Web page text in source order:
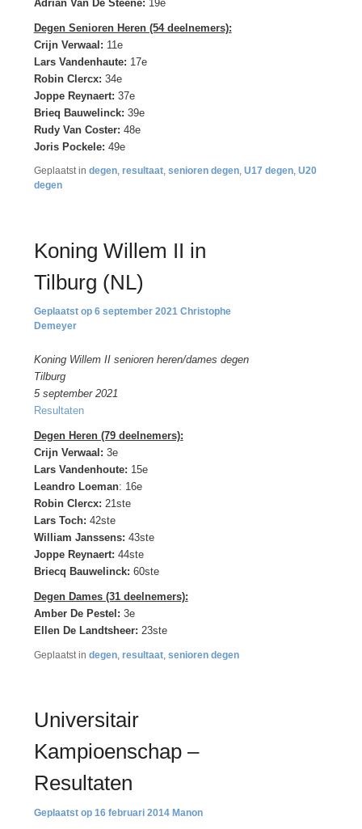
Adrian Van De Steene: 19e
Degen Senioren Heren (54 deelnemers):
Crijn Verwaal: 11e
Lars Vandenhaute: 17e
Robin Clercx: 34e
Joppe Reynaert: 37e
Brieq Bauwelinck: 39e
Rudy Van Coster: 48e
Joris Pockele: 49e
Geplaatst in degen, resultaat, senioren degen, U17 degen, U20
degen
Koning Willem II in
Tilburg (NL)
6 september 2021 Christophe
Demeyer
Koning Willem II senioren heren/dames degen
Tilburg
5 september 2021
Resultaten
Degen Heren (79 deelnemers):
Crijn Verwaal: 3e
Lars Vandenhoute: 15e
Leandro Loeman: 16e
Robin Clercx: 21ste
Lars Toch: 42ste
William Janssens: 43ste
Joppe Reynaert: 44ste
Briecq Bauwelinck: 60ste
Degen Dames (31 deelnemers):
Amber De Pestel: 3e
Ellen De Landtsheer: 23ste
Geplaatst in degen, resultaat, senioren degen
Universitair
Kampioenschap –
Resultaten
16 februari 2014 Manon